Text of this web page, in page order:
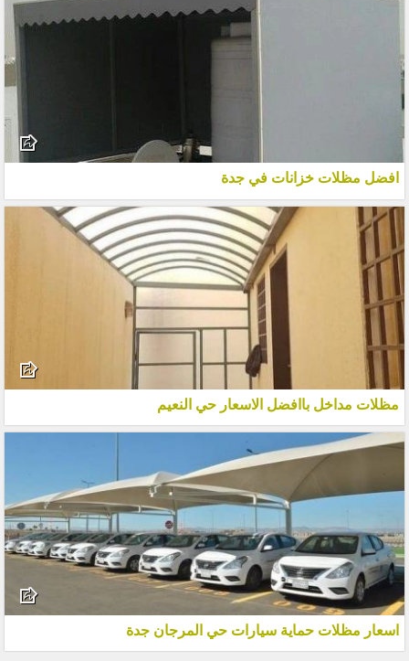
افضل مظلات خزانات في جدة
مظلات مداخل باافضل الاسعار حي النعيم
اسعار مظلات حماية سيارات حي المرجان جدة